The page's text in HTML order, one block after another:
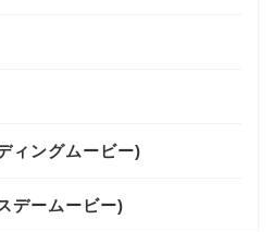
ィングムービー)
デームービー)